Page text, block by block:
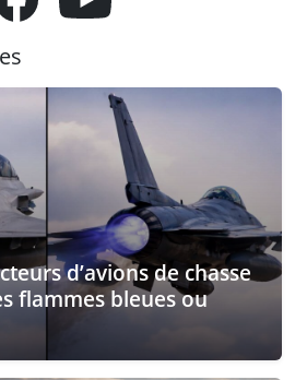
d’avions de chasse
flammes bleues ou